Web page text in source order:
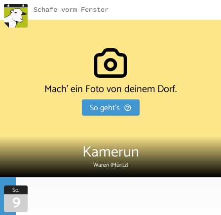
Schafe vorm Fenster
Mach' ein Foto von deinem Dorf.
So geht's
Kamerun
Waren (Müritz)
So.
9